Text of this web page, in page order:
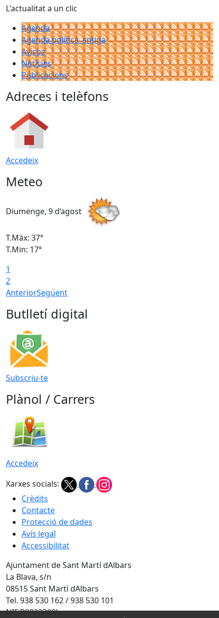
L'actualitat a un clic
Agenda
Agenda política_antiga
Avisos
Notícies
Publicacions
Adreces i telèfons
Accedeix
Meteo
Diumenge, 9 d’agost
T.Màx: 37°
T.Min: 17°
1
2
AnteriorSegüent
Butlletí digital
Subscriu-te
Plànol / Carrers
Accedeix
Xarxes socials:
Crèdits
Contacte
Protecció de dades
Avís legal
Accessibilitat
Ajuntament de Sant Martí dAlbars
La Blava, s/n
08515 Sant Martí dAlbars
Tel. 938 530 162 / 938 530 101
NIF P0822300J